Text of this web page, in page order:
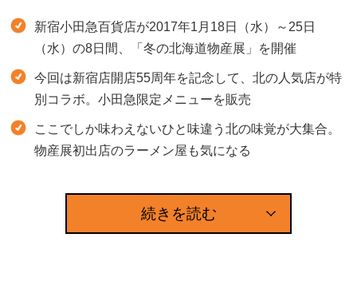
新宿小田急百貨店が2017年1月18日（水）～25日
（水）の8日間、「冬の北海道物産展」を開催
今回は新宿店開店55周年を記念して、北の人気店が特
別コラボ。小田急限定メニューを販売
ここでしか味わえないひと味違う北の味覚が大集合。
物産展初出店のラーメン屋も気になる
続きを読む